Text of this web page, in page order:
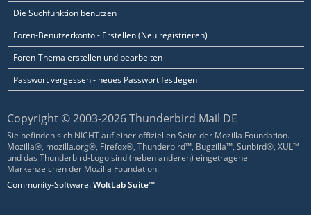
Die Suchfunktion benutzen
Foren-Benutzerkonto - Erstellen (Neu registrieren)
Foren-Thema erstellen und bearbeiten
Passwort vergessen - neues Passwort festlegen
Copyright © 2003-2026 Thunderbird Mail DE
Sie befinden sich NICHT auf einer offiziellen Seite der Mozilla Foundation.
Mozilla®, mozilla.org®, Firefox®, Thunderbird™, Bugzilla™, Sunbird®, XUL™
und das Thunderbird-Logo sind (neben anderen) eingetragene
Markenzeichen der Mozilla Foundation.
Community-Software:WoltLab Suite™